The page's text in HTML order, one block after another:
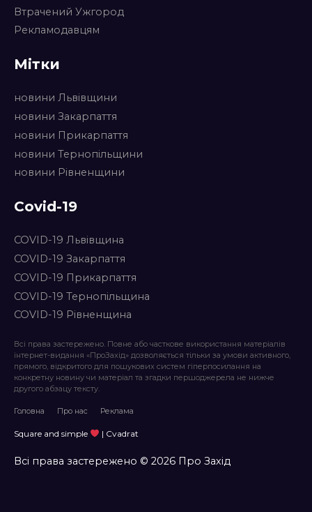
Втрачений Ужгород
Рекламодавцям
Мітки
новини Львівщини
новини Закарпаття
новини Прикарпаття
новини Тернопільщини
новини Рівненщини
Covid-19
COVID-19 Львівщина
COVID-19 Закарпаття
COVID-19 Прикарпаття
COVID-19 Тернопільщина
COVID-19 Рівненщина
Всі права застережено. Повне або часткове використання матеріалів
інтернет-видання «ПроЗахід» дозволяється тільки за умови активного,
прямого, відкритого для пошукових систем гіперпосилання на
конкретну новину чи матеріал та згадки першоджерела не нижче
другого абзацу тексту.
Головна Про нас Реклама
Square and simple | Cvadrat
Всі права застережено © 2026 Про Захід